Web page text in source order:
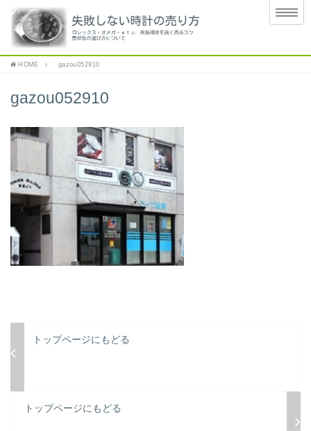
HOME gazou052910
gazou052910
トップページにもどる
トップページにもどる